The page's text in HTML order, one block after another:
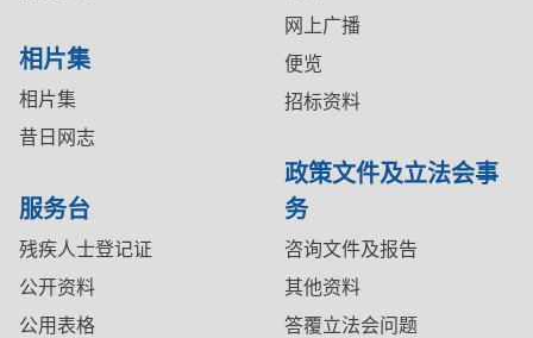
相片集
相片集
昔日网志
服务台
残疾人士登记证
公开资料
公用表格
网上广播
便览
招标资料
政策文件及立法会事
务
咨询文件及报告
其他资料
答覆立法会问题